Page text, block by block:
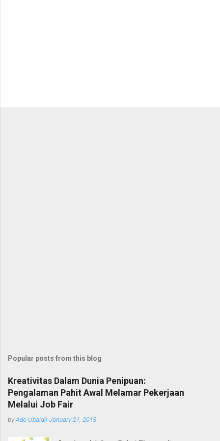
Popular posts from this blog
Kreativitas Dalam Dunia Penipuan:
Pengalaman Pahit Awal Melamar Pekerjaan
Melalui Job Fair
byAde Ubaidil January 21, 2013